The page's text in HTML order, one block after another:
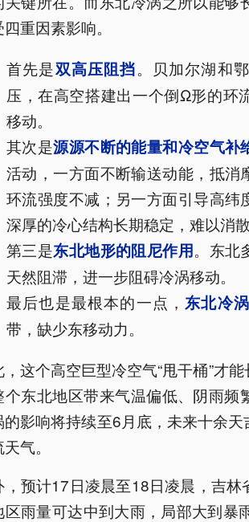
重因素影响。
首先是双高压阻挡。贝加尔湖和
压，在高空搭建出一个倒Ω形的环
移动。
其次是源源不断的能量和冷空气补
活动，一方面不断输送动能，抵消
环流强度不减；另一方面引导高纬
深厚的冷心结构长期稳定，难以消散
第三是东北地形的阻尼作用。东北
天然阻滞，进一步阻碍冷涡移动。
最后也是最根本的一点， 东北冷
带，缺少东移动力。
，这个高空巨型冷空气“甩干桶”才
个东北地区带来气温偏低、阴雨频
的影响将持续至6月底，未来十余
气。
，预计17日凌晨至18日凌晨，吉
区雨量可达中到大雨，局部大到暴